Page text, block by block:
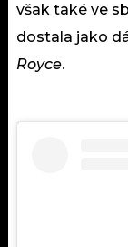
však také ve
dostala jako
Royce.